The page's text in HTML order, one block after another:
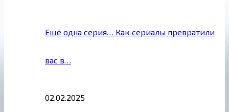
Ещё одна серия… Как сериалы превратили
вас в…
02.02.2025